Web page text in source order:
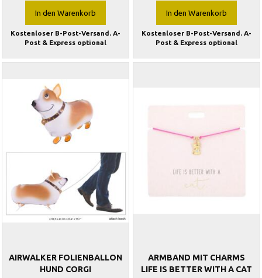
In den Warenkorb
Kostenloser B-Post-Versand. A-
Post & Express optional
In den Warenkorb
Kostenloser B-Post-Versand. A-
Post & Express optional
AIRWALKER FOLIENBALLON
HUND CORGI
ARMBAND MIT CHARMS
LIFE IS BETTER WITH A CAT